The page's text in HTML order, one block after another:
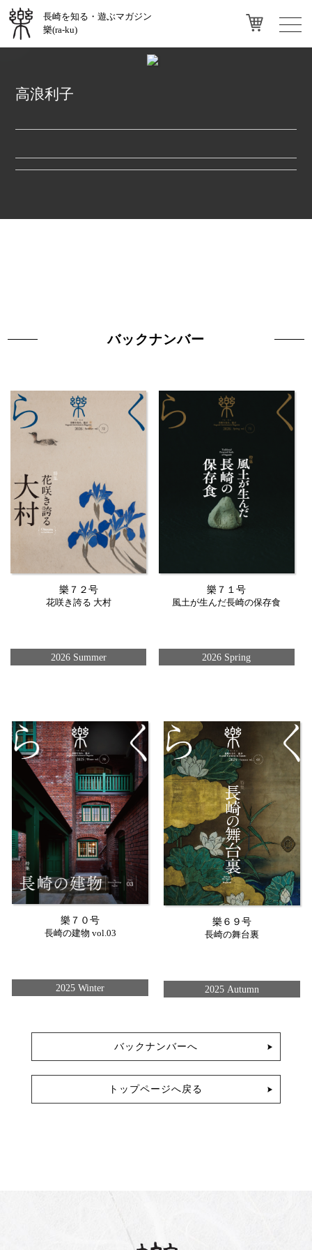
長崎を知る・遊ぶマガジン
樂(ra-ku)
高浪利子
バックナンバー
樂７２号
花咲き誇る 大村
2026 Summer
樂７１号
風土が生んだ長崎の保存食
2026 Spring
樂７０号
長崎の建物 vol.03
2025 Winter
樂６９号
長崎の舞台裏
2025 Autumn
バックナンバーへ
トップページへ戻る